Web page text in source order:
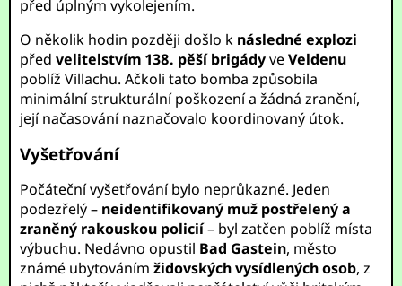
před úplným vykolejením.
O několik hodin později došlo k následné explozi
předvelitelstvím 138. pěší brigádyveVeldenu
poblíž Villachu. Ačkoli tato bomba způsobila
minimální strukturální poškození a žádná zranění,
její načasování naznačovalo koordinovaný útok.
Vyšetřování
Počáteční vyšetřování bylo neprůkazné. Jeden
podezřelý – neidentifikovaný muž postřelený a
zraněný rakouskou policií– byl zatčen poblíž místa
výbuchu. Nedávno opustil Bad Gastein, město
známé ubytovánímžidovských vysídlených osob, z